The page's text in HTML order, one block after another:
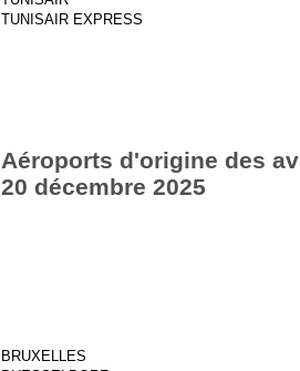
TUNISAIR EXPRESS
Aéroports d'origine des
20 décembre 2025
BRUXELLES